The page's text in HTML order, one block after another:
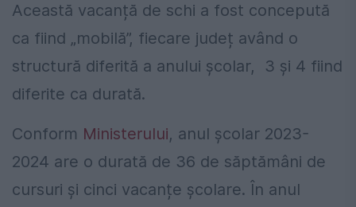
Această vacanță de schi a fost concepută
ca fiind „mobilă”, fiecare județ având o
structură diferită a anului școlar,
3 și 4 fiind
diferite ca durată.
Conform Ministerului, anul școlar 2023-
2024 are o durată de 36 de săptămâni de
cursuri și cinci vacanțe școlare. În anul